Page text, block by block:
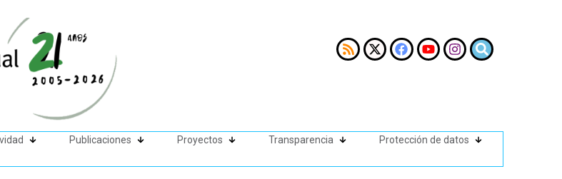
Publicaciones Proyectos Transparencia Protección de datos